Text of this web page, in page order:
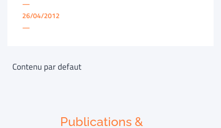
—
26/04/2012
—
Contenu par defaut
Publications &